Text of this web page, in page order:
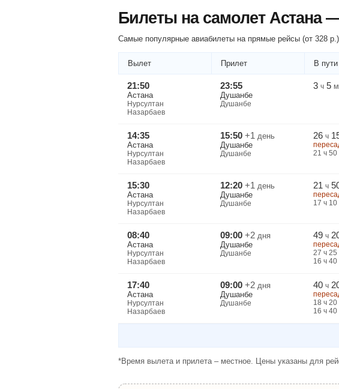
Билеты на самолет Астана
Самые популярные авиабилеты на прямые рейсы (от 328 р.
Вылет Прилет В пути
21:50
Астана
Нурсултан
Назарбаев
23:55
Душанбе
Душанбе
3 ч 5
14:35
Астана
Нурсултан
Назарбаев
15:50 +1 день
Душанбе
Душанбе
26 ч
21 ч 50
15:30
Астана
Нурсултан
Назарбаев
12:20 +1 день
Душанбе
Душанбе
21 ч
17 ч 10
08:40
Астана
Нурсултан
Назарбаев
09:00 +2 дня
Душанбе
Душанбе
49 ч
27 ч 25
16 ч 40
17:40
Астана
Нурсултан
Назарбаев
09:00 +2 дня
Душанбе
Душанбе
40 ч
18 ч 20
16 ч 40
*Время вылета и прилета – местное. Цены указаны для